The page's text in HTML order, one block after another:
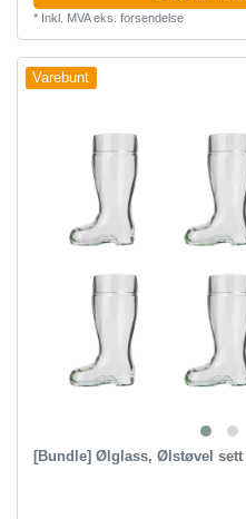
* Inkl. MVAeks. forsendelse
Varebunt
[Bundle] Ølglass, Ølstøvel sett